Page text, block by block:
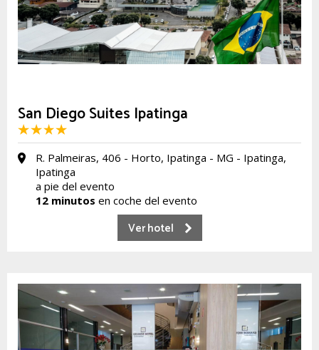
San Diego Suites Ipatinga
R. Palmeiras, 406 - Horto, Ipatinga - MG - Ipatinga,
Ipatinga
a pie del evento
12 minutos en coche del evento
Ver hotel